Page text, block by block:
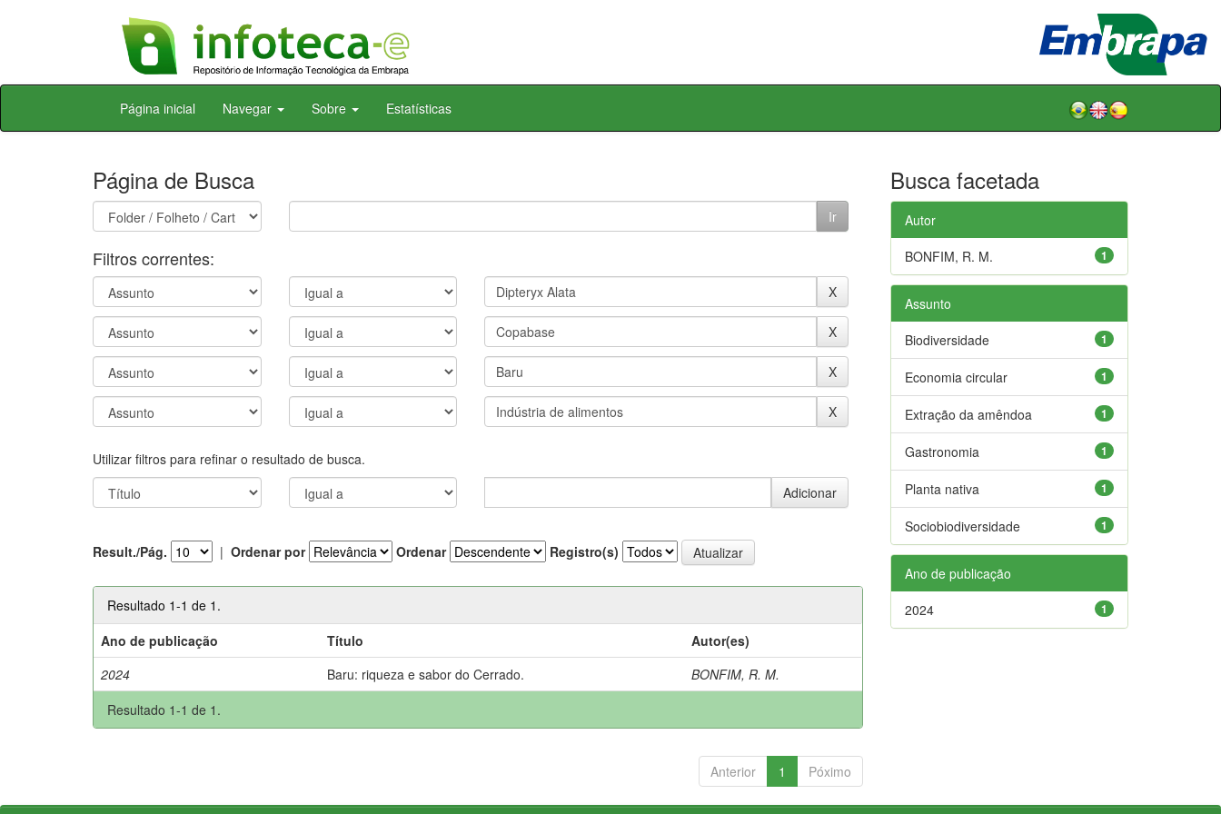
Skip
Página inicial Navegar Sobre Estatísticas
Página de Busca
Filtros correntes:
Utilizar filtros para refinar o resultado de busca.
Result./Pág. | Ordenar por Ordenar Registro(s)
Resultado 1-1 de 1.
Ano de publicação
Título
Autor(es)
2024
Baru: riqueza e sabor do Cerrado.
BONFIM, R. M.
Resultado 1-1 de 1.
Anterior 1 Póximo
Busca facetada
Autor
1
BONFIM, R. M.
Assunto
1
Biodiversidade
1
Economia circular
1
Extração da amêndoa
1
Gastronomia
1
Planta nativa
1
Sociobiodiversidade
Ano de publicação
1
2024